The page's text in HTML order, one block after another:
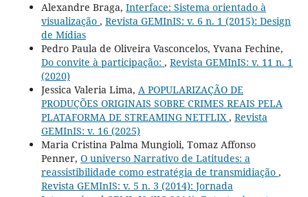
Alexandre Braga, Interface: Sistema orientado à
visualização , Revista GEMInIS: v. 6 n. 1 (2015): Design
de Mídias
Pedro Paula de Oliveira Vasconcelos, Yvana Fechine,
Do convite à participação: , Revista GEMInIS: v. 11 n. 1
(2020)
Jessica Valeria Lima, A POPULARIZAÇÃO DE
PRODUÇÕES ORIGINAIS SOBRE CRIMES REAIS PELA
PLATAFORMA DE STREAMING NETFLIX , Revista
GEMInIS: v. 16 (2025)
Maria Cristina Palma Mungioli, Tomaz Affonso
Penner, O universo Narrativo de Latitudes: a
reassistibilidade como estratégia de transmidiação ,
Revista GEMInIS: v. 5 n. 3 (2014): Jornada